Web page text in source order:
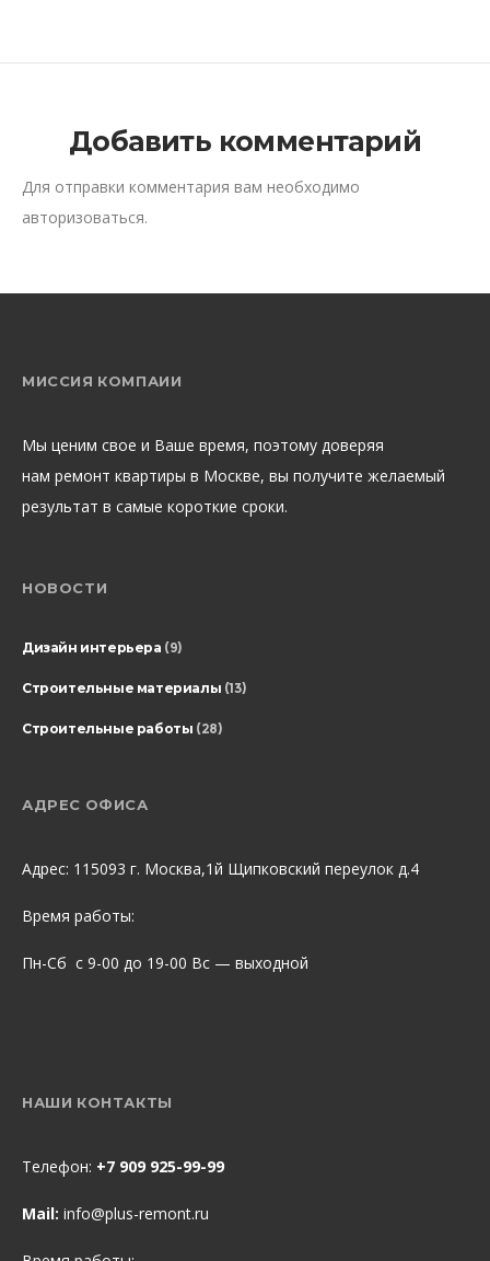
Добавить комментарий
Для отправки комментария вам необходимо
авторизоваться.
МИССИЯ КОМПАИИ
Мы ценим свое и Ваше время, поэтому доверяя
нам ремонт квартиры в Москве, вы получите желаемый
результат в самые короткие сроки.
НОВОСТИ
Дизайн интерьера (9)
Строительные материалы (13)
Строительные работы (28)
АДРЕС ОФИСА
Адрес: 115093 г. Москва,1й Щипковский переулок д.4
Время работы:
Пн-Сб с 9-00 до 19-00 Вс — выходной
НАШИ КОНТАКТЫ
Телефон: +7 909 925-99-99
Mail: info@plus-remont.ru